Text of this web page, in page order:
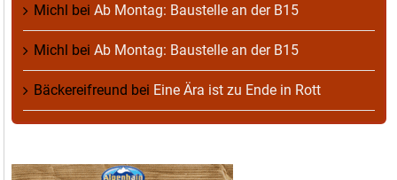
Michl bei Ab Montag: Baustelle an der B15
Michl bei Ab Montag: Baustelle an der B15
Bäckereifreund bei Eine Ära ist zu Ende in Rott